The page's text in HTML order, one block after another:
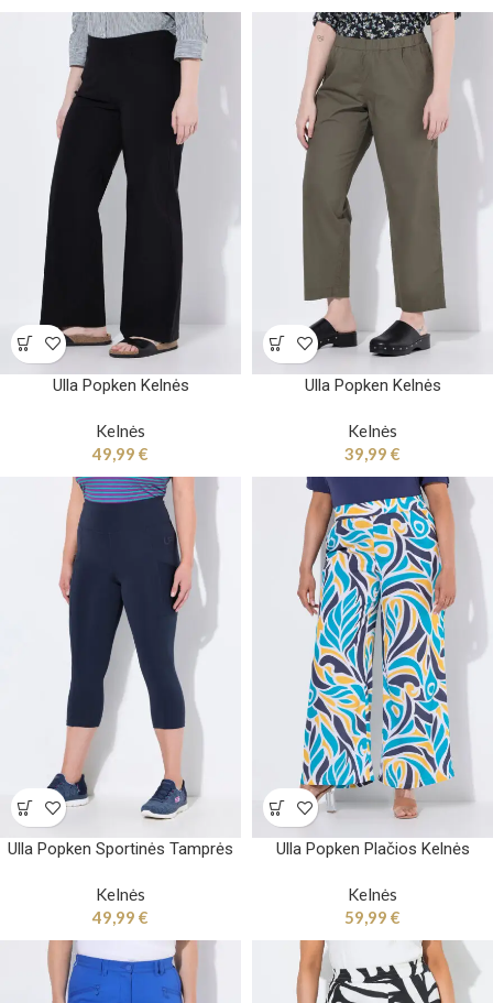
Ulla Popken Kelnės
Kelnės
49,99 €
Ulla Popken Kelnės
Kelnės
39,99 €
Ulla Popken Sportinės Tamprės
Kelnės
49,99 €
Ulla Popken Plačios Kelnės
Kelnės
59,99 €